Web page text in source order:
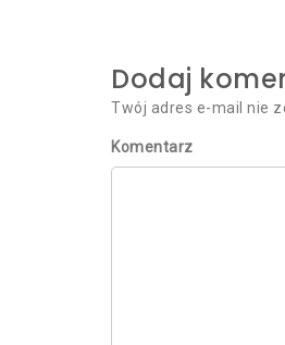
Dodaj
Twój adres e-mail nie
Komentarz